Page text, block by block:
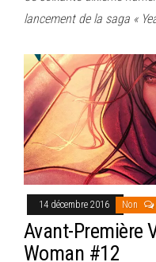
lancement de la saga «
14 décembre 2016 Non
Avant-Première
Woman #12